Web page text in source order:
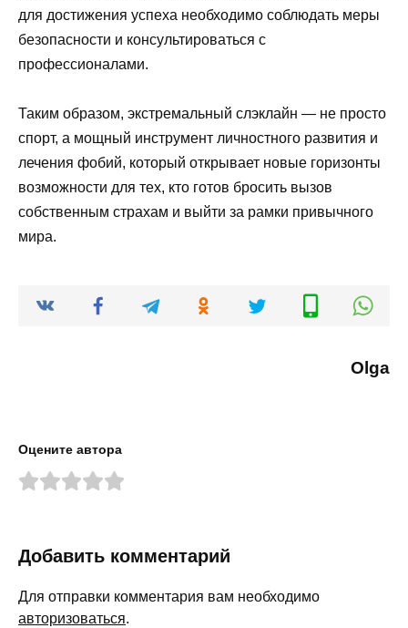
для достижения успеха необходимо соблюдать меры
безопасности и консультироваться с
профессионалами.
Таким образом, экстремальный слэклайн — не просто
спорт, а мощный инструмент личностного развития и
лечения фобий, который открывает новые горизонты
возможности для тех, кто готов бросить вызов
собственным страхам и выйти за рамки привычного
мира.
Olga
Оцените автора
Добавить комментарий
Для отправки комментария вам необходимо
авторизоваться.